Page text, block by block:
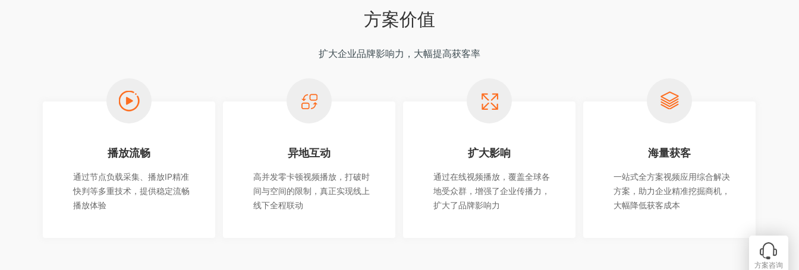
方案价值
扩大企业品牌影响力，大幅提高获客率
播放流畅
通过节点负载采集、播放IP精准
快判等多重技术，提供稳定流畅
播放体验
异地互动
高并发零卡顿视频播放，打破时
间与空间的限制，真正实现线上
线下全程联动
扩大影响
通过在线视频播放，覆盖全球各
地受众群，增强了企业传播力，
扩大了品牌影响力
海量获客
一站式全方案视频应用综合解决
方案，助力企业精准挖掘商机，
大幅降低获客成本
方案咨询